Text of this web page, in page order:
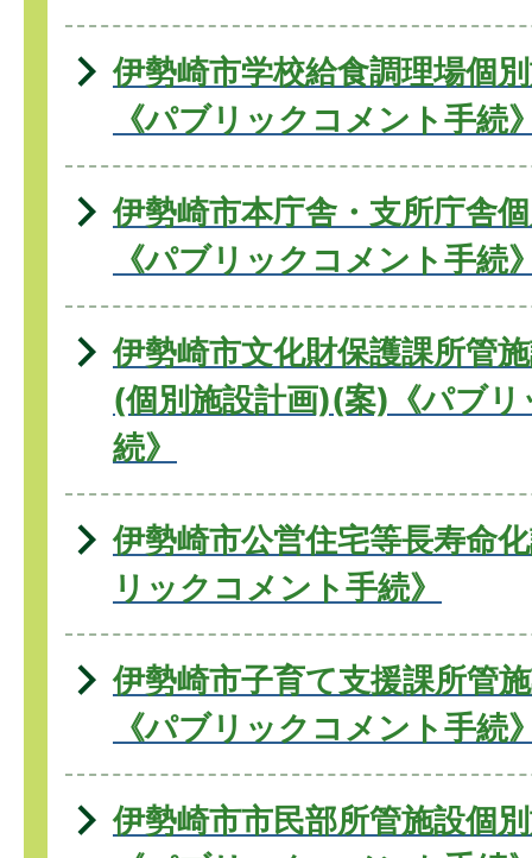
伊勢崎市学校給食調理場個
《パブリックコメント手続
伊勢崎市本庁舎・支所庁舎
《パブリックコメント手続
伊勢崎市文化財保護課所管
(個別施設計画)(案)《パブ
続》
伊勢崎市公営住宅等長寿命
リックコメント手続》
伊勢崎市子育て支援課所管
《パブリックコメント手続
伊勢崎市市民部所管施設個